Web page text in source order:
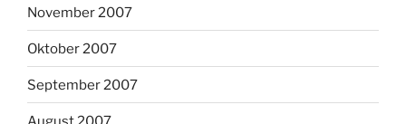
November 2007
Oktober 2007
September 2007